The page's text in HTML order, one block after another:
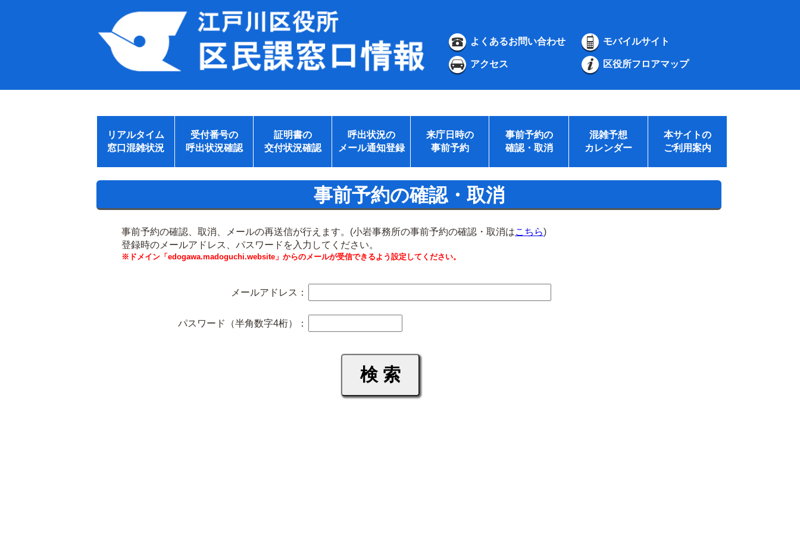
よくあるお問い合わせ モバイルサイト
アクセス 区役所フロアマップ
リアルタイム
窓口混雑状況
受付番号の
呼出状況確認
証明書の
交付状況確認
呼出状況の
メール通知登録
来庁日時の
事前予約
事前予約の
確認・取消
混雑予想
カレンダー
本サイトの
ご利用案内
事前予約の確認・取消
事前予約の確認、取消、メールの再送信が行えます。(小岩事務所の事前予約の確認・取消はこちら)
登録時のメールアドレス、パスワードを入力してください。
※ドメイン「edogawa.madoguchi.website」からのメールが受信できるよう設定してください。
メールアドレス：
パスワード（半角数字4桁）：